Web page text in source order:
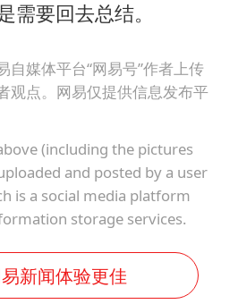
需要回去总结。
自媒体平台“网易号”作者上传
观点。网易仅提供信息发布平
(including the pictures
and posted by a user
is a social media platform
storage services.
新闻体验更佳